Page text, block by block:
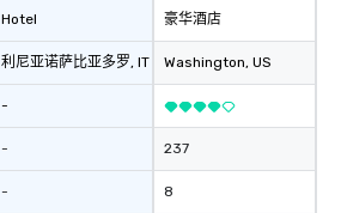
Hotel
利尼亚诺萨比亚多罗, IT
-
-
-
豪华酒店
Washington, US
237
8